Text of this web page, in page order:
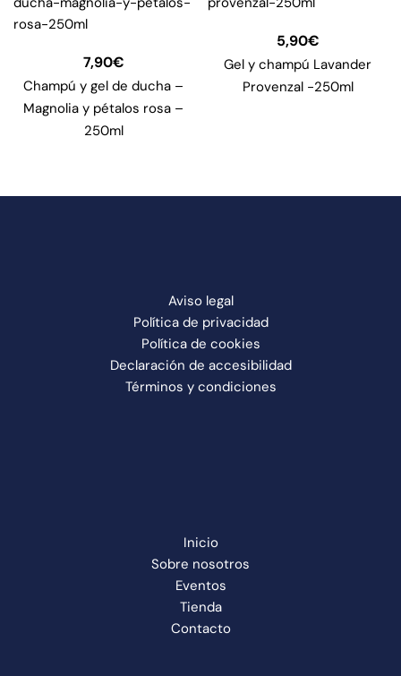
7,90€
Champú y gel de ducha –
Magnolia y pétalos rosa –
250ml
5,90€
Gel y champú Lavander
Provenzal -250ml
Aviso legal
Política de privacidad
Política de cookies
Declaración de accesibilidad
Términos y condiciones
Inicio
Sobre nosotros
Eventos
Tienda
Contacto